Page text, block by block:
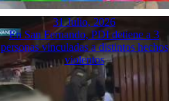
31 Julio, 2026
En San Fernando, PDI detiene a 3
personas vinculadas a distintos hechos
violentos